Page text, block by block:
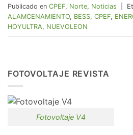
Publicado en CPEF, Norte, Noticias
ALAMCENAMIENTO, BESS, CPEF,
HOYULTRA, NUEVOLEON
FOTOVOLTAJE REVISTA
Fotovoltaje V4